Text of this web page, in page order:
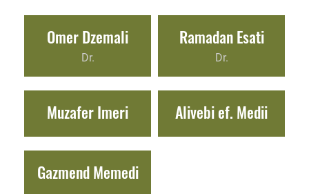
Omer Dzemali
Dr.
Ramadan Esati
Dr.
Muzafer Imeri Alivebi ef. Medii
Gazmend Memedi